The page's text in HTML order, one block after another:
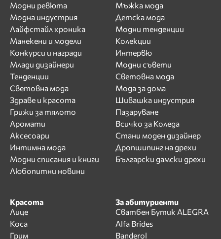
Модни ревюта
Модна индустрия
Лайфстайл хроника
Манекени и модели
Конкурси и награди
Млади дизайнери
Тенденции
Световна мода
Здраве и красота
Грижи за тялото
Аромати
Аксесоари
Интимна мода
Модни списания и книги
Любопитни новини
Мъжка мода
Детска мода
Модни тенденции
Колекции
Интервю
Модни съвети
Световна мода
Мода за дома
Шивашка индустрия
Пазаруване
Всичко за Коледа
Стани моден дизайнер
Дропшипинг на дрехи
Български дамски дрехи
Красота
Лице
Коса
Грим
За абитуриенти
Сватбен Бутик ALEGRA
Alfa Brides
Banderol